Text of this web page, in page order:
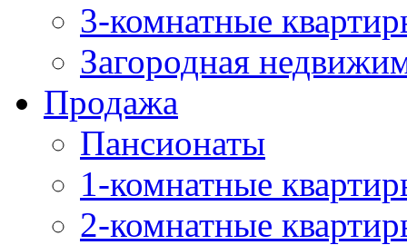
3-комнатные
Загородная
Продажа
Пансионаты
1-комнатные
2-комнатные